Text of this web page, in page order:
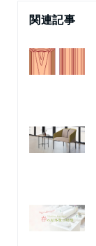
関連記事